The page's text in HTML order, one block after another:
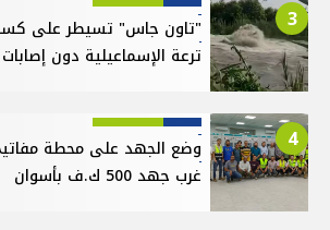
3
"تاون جاس" تسيطر على
ترعة الإسماعيلية دون إصابات
4
وضع الجهد على محطة
غرب جهد 500 ك.ف بأسوان